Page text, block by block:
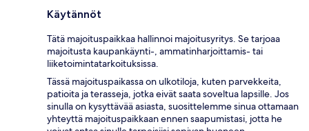
Käytännöt
Tätä majoituspaikkaa hallinnoi majoitusyritys. Se tarjoaa
majoitusta kaupankäynti-, ammatinharjoittamis- tai
liiketoimintatarkoituksissa.
Tässä majoituspaikassa on ulkotiloja, kuten parvekkeita,
patioita ja terasseja, jotka eivät saata soveltua lapsille. Jos
sinulla on kysyttävää asiasta, suosittelemme sinua ottamaan
yhteyttä majoituspaikkaan ennen saapumistasi, jotta he